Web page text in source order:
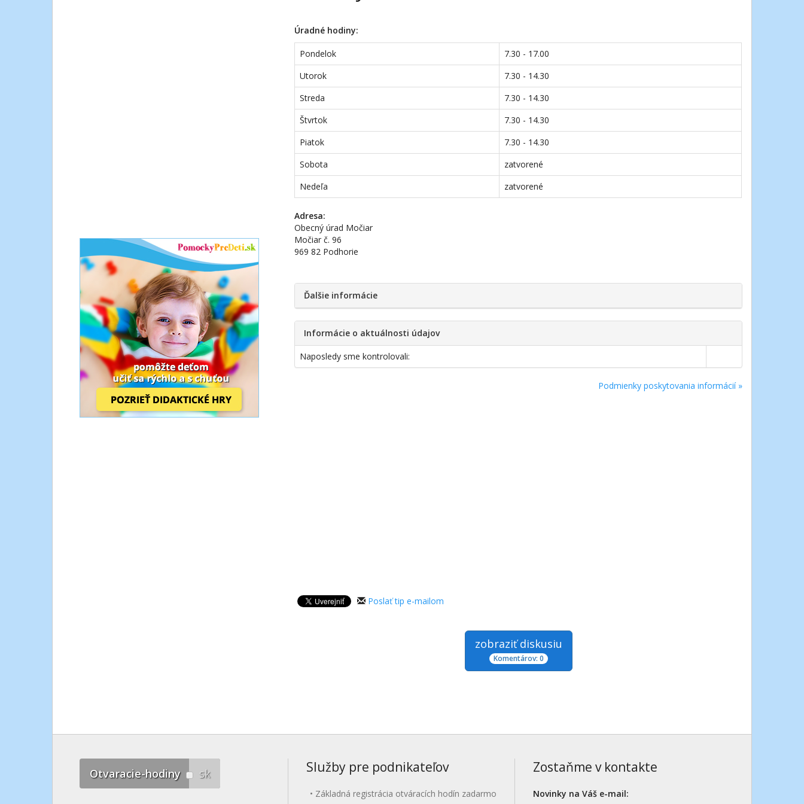
Úradné hodiny:
Pondelok
7.30 - 17.00
Utorok
7.30 - 14.30
Streda
7.30 - 14.30
Štvrtok
7.30 - 14.30
Piatok
7.30 - 14.30
Sobota
zatvorené
Nedeľa
zatvorené
Adresa:
Obecný úrad Močiar
Močiar č. 96
969 82 Podhorie
Ďalšie informácie
Informácie o aktuálnosti údajov
Naposledy sme kontrolovali:
Podmienky poskytovania informácií »
Poslať tip e-mailom
zobraziť diskusiu
Komentárov: 0
Otvaracie-hodiny sk Služby pre podnikateľov
Základná registrácia otváracích hodín zadarmo
Zostaňme v kontakte
Novinky na Váš e-mail: